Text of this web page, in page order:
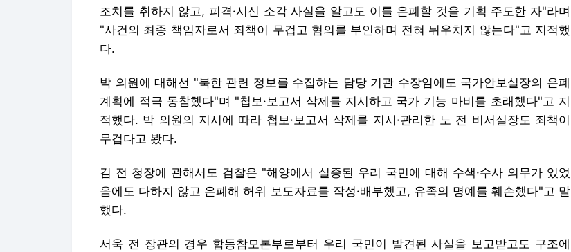
조치를 취하지 않고, 피격·시신 소각 사실을 알고도 이를 은폐할 것을 기획 주도한 자"라며
"사건의 최종 책임자로서 죄책이 무겁고 혐의를 부인하며 전혀 뉘우치지 않는다"고 지적했
다.
박 의원에 대해선 "북한 관련 정보를 수집하는 담당 기관 수장임에도 국가안보실장의 은폐
계획에 적극 동참했다"며 "첩보·보고서 삭제를 지시하고 국가 기능 마비를 초래했다"고 지
적했다. 박 의원의 지시에 따라 첩보·보고서 삭제를 지시·관리한 노 전 비서실장도 죄책이
무겁다고 봤다.
김 전 청장에 관해서도 검찰은 "해양에서 실종된 우리 국민에 대해 수색·수사 의무가 있었
음에도 다하지 않고 은폐해 허위 보도자료를 작성·배부했고, 유족의 명예를 훼손했다"고 말
했다.
서욱 전 장관의 경우 합동참모본부로부터 우리 국민이 발견된 사실을 보고받고도 구조에